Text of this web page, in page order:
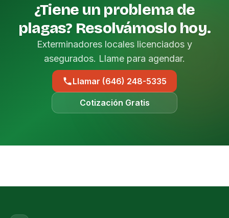
¿Tiene un problema de
plagas? Resolvámoslo hoy.
Exterminadores locales licenciados y
asegurados. Llame para agendar.
Llamar (646) 248-5335
Cotización Gratis